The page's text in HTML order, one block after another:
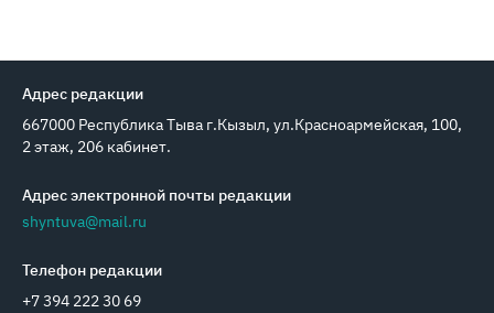
Адрес редакции
667000 Республика Тыва г.Кызыл, ул.Красноармейская, 100,
2 этаж, 206 кабинет.
Адрес электронной почты редакции
shyntuva@mail.ru
Телефон редакции
+7 394 222 30 69